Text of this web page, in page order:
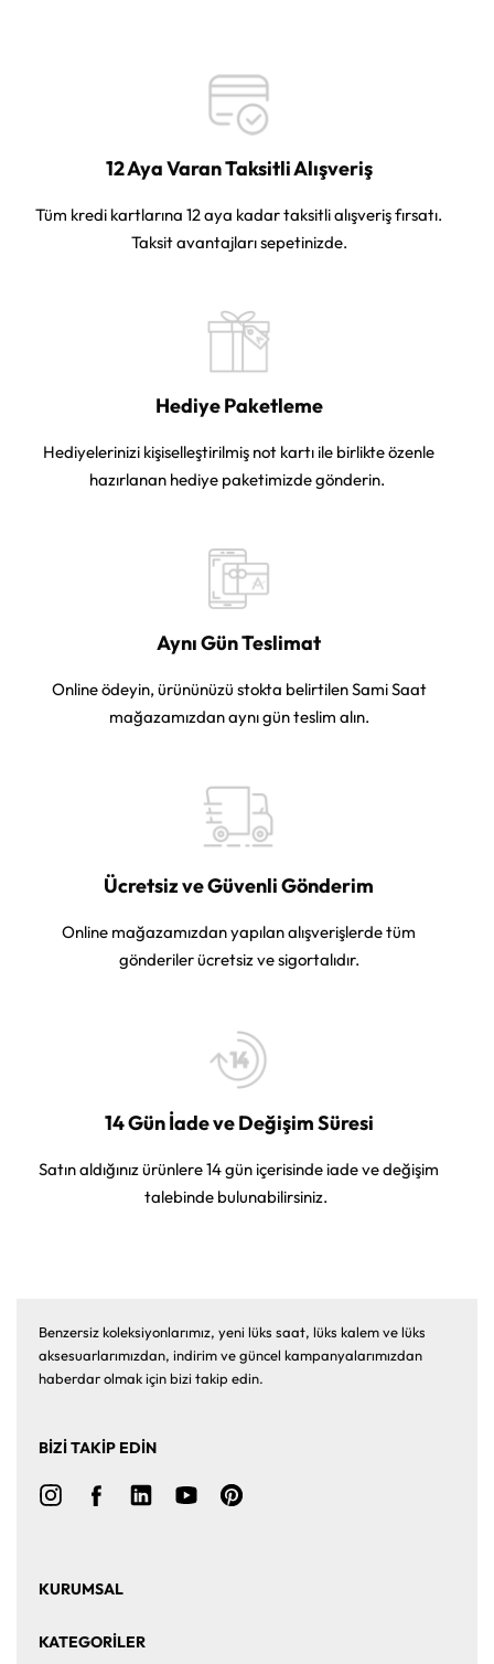
12 Aya Varan Taksitli Alışveriş
Tüm kredi kartlarına 12 aya kadar taksitli alışveriş fırsatı.
Taksit avantajları sepetinizde.
Hediye Paketleme
Hediyelerinizi kişiselleştirilmiş not kartı ile birlikte özenle
hazırlanan hediye paketimizde gönderin.
Aynı Gün Teslimat
Online ödeyin, ürününüzü stokta belirtilen Sami Saat
mağazamızdan aynı gün teslim alın.
Ücretsiz ve Güvenli Gönderim
Online mağazamızdan yapılan alışverişlerde tüm
gönderiler ücretsiz ve sigortalıdır.
14 Gün İade ve Değişim Süresi
Satın aldığınız ürünlere 14 gün içerisinde iade ve değişim
talebinde bulunabilirsiniz.
Benzersiz koleksiyonlarımız, yeni lüks saat, lüks kalem ve lüks
aksesuarlarımızdan, indirim ve güncel kampanyalarımızdan
haberdar olmak için bizi takip edin.
BİZİ TAKİP EDİN
KURUMSAL
KATEGORİLER